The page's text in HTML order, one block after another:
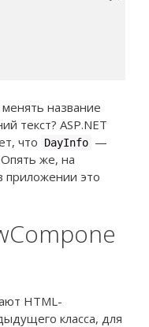
название
текст? ASP.NET
что
DayInfo —
Опять же, на
приложении это
HTML-
класса, для